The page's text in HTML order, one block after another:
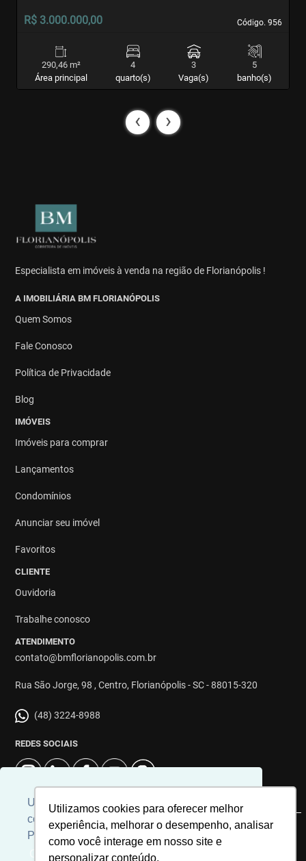
Usamos cookies para personalizar
conteúdos e melhorar a sua experiência.
Para ver nossa política de cookies
Clique aqui
Utilizamos cookies para oferecer melhor
experiência, melhorar o desempenho, analisar
como você interage em nosso site e
personalizar conteúdo.
Código. 956
Código. 956
R$ 3.000.000,00
290,46 m²
Área principal
4
quarto(s)
3
Vaga(s)
5
banho(s)
‹ ›
Especialista em imóveis à venda na região de Florianópolis !
A IMOBILIÁRIA BM FLORIANÓPOLIS
Quem Somos
Fale Conosco
Política de Privacidade
Blog
IMÓVEIS
Imóveis para comprar
Lançamentos
Condomínios
Anunciar seu imóvel
Favoritos
CLIENTE
Ouvidoria
Trabalhe conosco
ATENDIMENTO
contato@bmflorianopolis.com.br
Rua São Jorge, 98 , Centro, Florianópolis - SC - 88015-320
(48) 3224-8988
REDES SOCIAIS
© 2026 | Imobiliária BM Florianópolis | CRECI: 8863J | Desenvolvido
Universal Software.